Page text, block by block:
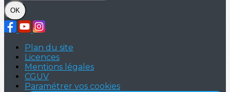
OK
Plan du site
Licences
Mentions légales
CGUV
Paramétrer vos cookies